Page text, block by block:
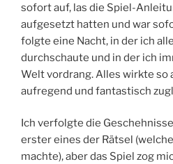
sofort auf, las die Spiel-
aufgesetzt hatten und war
folgte eine Nacht, in der ich
durchschaute und in der ich
Welt vordrang. Alles wirkte so
aufregend und fantastisch
Ich verfolgte die
erster eines der Rätsel
machte), aber das Spiel zog